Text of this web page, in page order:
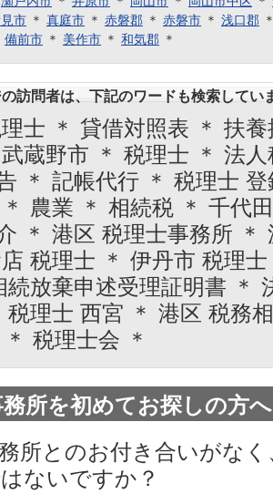
市 ＊ 真庭市 ＊ 赤磐郡 ＊ 赤磐市 ＊ 浅口郡
備前市 ＊ 美作市 ＊ 和気郡 ＊
訪問者は、下記のワードも検索してい
士 ＊ 貸借対照表 ＊ 扶
蔵野市 ＊ 税理士 ＊ 法
＊ 記帳代行 ＊ 税理士
農業 ＊ 相続税 ＊ 千代
＊ 港区 税理士事務所 ＊
店 税理士 ＊ 伊丹市 税理
続放棄申述受理証明書 ＊
税理士 西宮 ＊ 港区 税務
税理士会 ＊
所を初めてお探しの方へ
所とのお付き合いがな
ないですか？